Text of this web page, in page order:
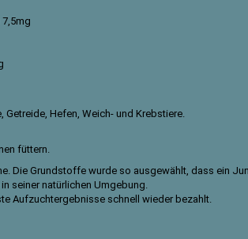
Hefen, Weich- und Krebstiere.
füttern.
Die Grundstoffe wurde so ausgewählt, dass ein
seiner natürlichen Umgebung.
Aufzuchtergebnisse schnell wieder bezahlt.